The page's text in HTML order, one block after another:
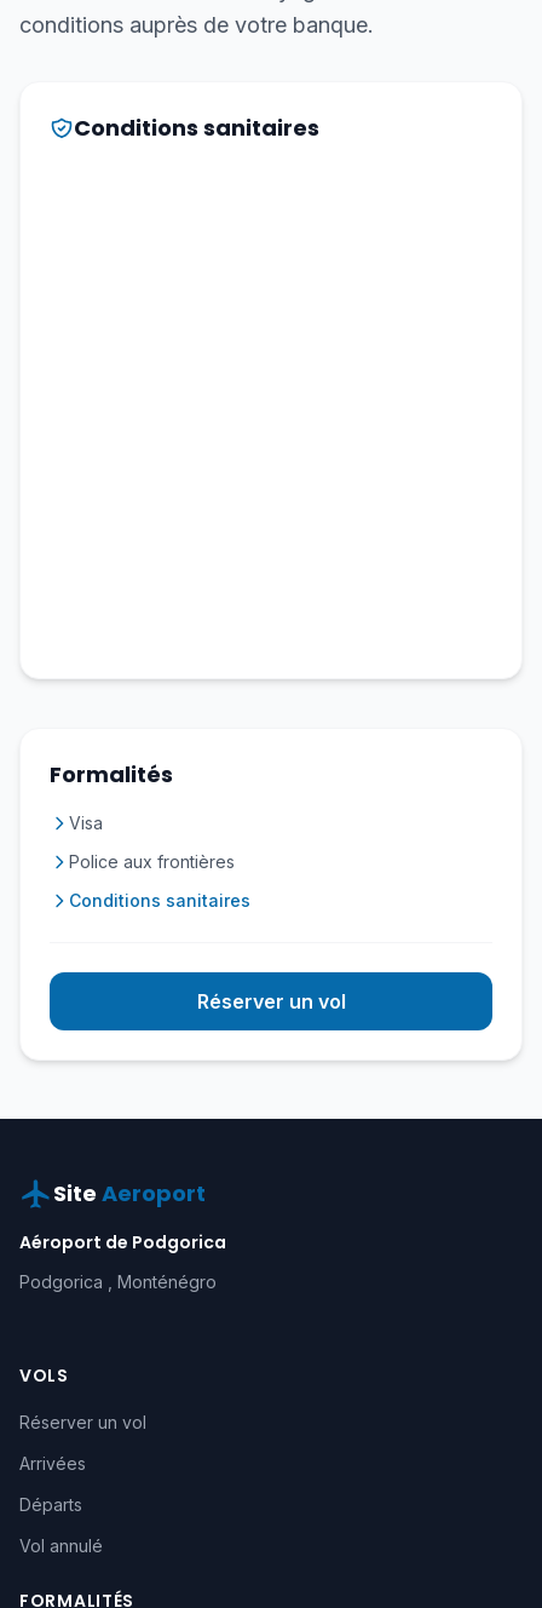
conditions auprès de votre banque.
Conditions sanitaires
Formalités
Visa
Police aux frontières
Conditions sanitaires
Réserver un vol
Site Aeroport
Aéroport de Podgorica
Podgorica , Monténégro
VOLS
Réserver un vol
Arrivées
Départs
Vol annulé
FORMALITÉS